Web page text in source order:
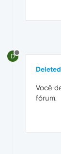
D
Você
fórum.